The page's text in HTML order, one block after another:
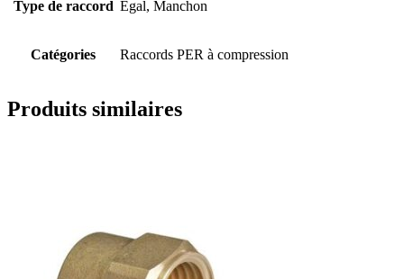
Type de raccord Égal, Manchon
Catégories Raccords PER à compression
Produits similaires